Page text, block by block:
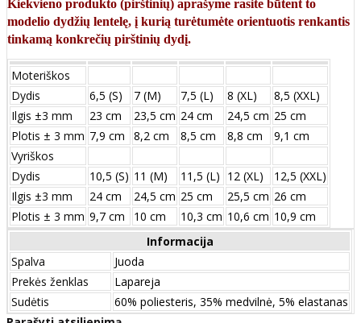
Kiekvieno produkto (pirštinių) aprašyme rasite būtent to
modelio dydžių lentelę, į kurią turėtumėte orientuotis renkantis
tinkamą konkrečių pirštinių dydį.
Moteriškos
Dydis
6,5 (S) 7 (M) 7,5 (L) 8 (XL)
8,5 (XXL)
Ilgis ±3 mm
23 cm 23,5 cm 24 cm 24,5 cm 25 cm
Plotis ± 3 mm 7,9 cm 8,2 cm 8,5 cm 8,8 cm
9,1 cm
Vyriškos
Dydis
10,5 (S) 11 (M) 11,5 (L) 12 (XL)
12,5 (XXL)
Ilgis ±3 mm
24 сm 24,5 сm 25 сm 25,5 сm 26 сm
Plotis ± 3 mm 9,7 сm 10 сm 10,3 сm 10,6 сm 10,9 сm
Informacija
Spalva
Juoda
Prekės ženklas
Lapareja
Sudėtis
60% poliesteris, 35% medvilnė, 5% elastanas